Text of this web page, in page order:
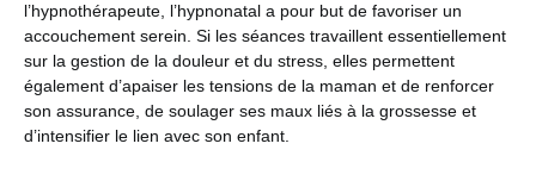
l’hypnothérapeute, l’hypnonatal a pour but de favoriser un
accouchement serein. Si les séances travaillent essentiellement
sur la gestion de la douleur et du stress, elles permettent
également d’apaiser les tensions de la maman et de renforcer
son assurance, de soulager ses maux liés à la grossesse et
d’intensifier le lien avec son enfant.